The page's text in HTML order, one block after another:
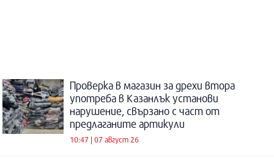
Проверка в магазин за дрехи втора
употреба в Казанлък установи
нарушение, свързано с част от
предлаганите артикули
10:47 | 07 август 26